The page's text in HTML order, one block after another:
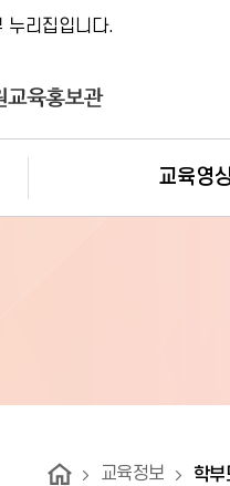
누리집입니다.
교육영
교육정보 학부